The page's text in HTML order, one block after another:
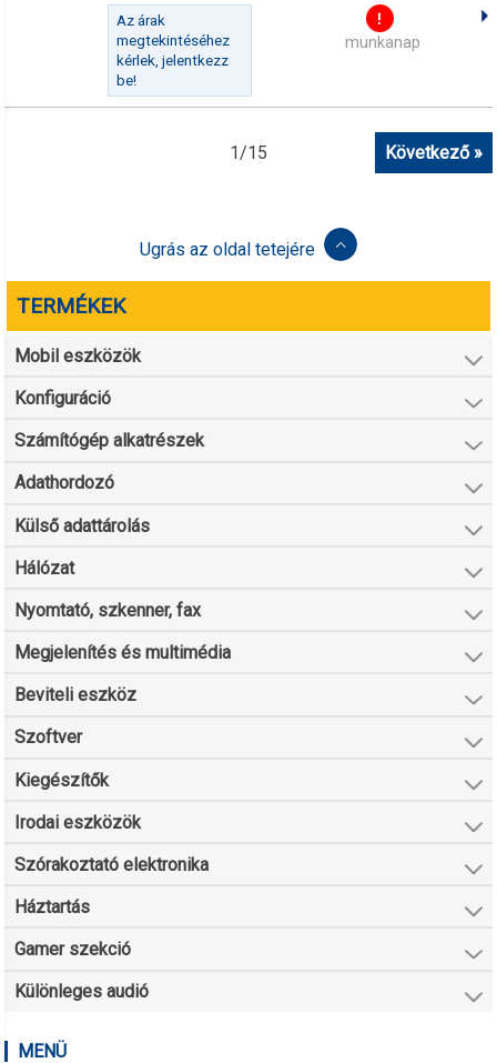
Az árak
megtekintéséhez
kérlek, jelentkezz
be!
munkanap
1/15 Következő »
Ugrás az oldal tetejére
TERMÉKEK
Mobil eszközök
Konfiguráció
Számítógép alkatrészek
Adathordozó
Külső adattárolás
Hálózat
Nyomtató, szkenner, fax
Megjelenítés és multimédia
Beviteli eszköz
Szoftver
Kiegészítők
Irodai eszközök
Szórakoztató elektronika
Háztartás
Gamer szekció
Különleges audió
MENÜ